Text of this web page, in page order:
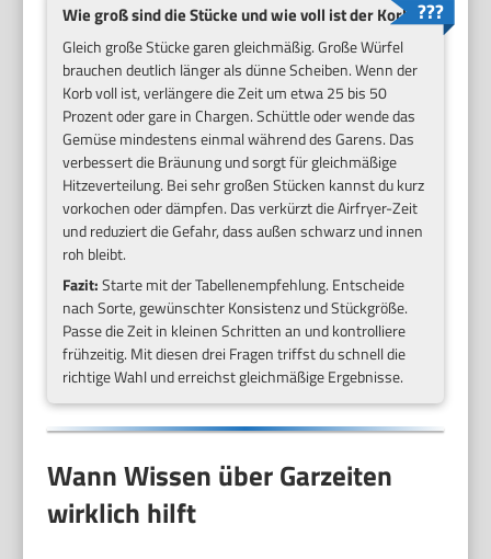
Wie groß sind die Stücke und wie voll ist der Korb?
Gleich große Stücke garen gleichmäßig. Große Würfel
brauchen deutlich länger als dünne Scheiben. Wenn der
Korb voll ist, verlängere die Zeit um etwa 25 bis 50
Prozent oder gare in Chargen. Schüttle oder wende das
Gemüse mindestens einmal während des Garens. Das
verbessert die Bräunung und sorgt für gleichmäßige
Hitzeverteilung. Bei sehr großen Stücken kannst du kurz
vorkochen oder dämpfen. Das verkürzt die Airfryer-Zeit
und reduziert die Gefahr, dass außen schwarz und innen
roh bleibt.
Fazit:Starte mit der Tabellenempfehlung. Entscheide
nach Sorte, gewünschter Konsistenz und Stückgröße.
Passe die Zeit in kleinen Schritten an und kontrolliere
frühzeitig. Mit diesen drei Fragen triffst du schnell die
richtige Wahl und erreichst gleichmäßige Ergebnisse.
Wann Wissen über Garzeiten
wirklich hilft